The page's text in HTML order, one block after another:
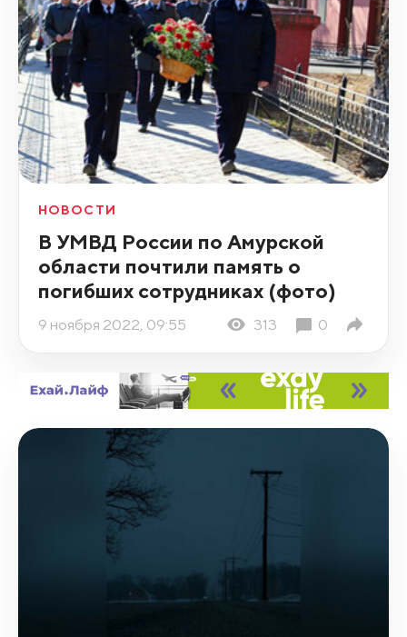
НОВОСТИ
В УМВД России по Амурской
области почтили память о
погибших сотрудниках (фото)
9 ноября 2022, 09:55 313 0